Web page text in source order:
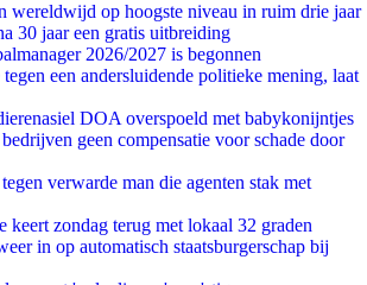
wereldwijd op hoogste niveau in ruim drie jaar
30 jaar een gratis uitbreiding
2026/2027 is begonnen
tegen een andersluidende politieke mening, laat
DOA overspoeld met babykonijntjes
geen compensatie voor schade door
verwarde man die agenten stak met
keert zondag terug met lokaal 32 graden
in op automatisch staatsburgerschap bij